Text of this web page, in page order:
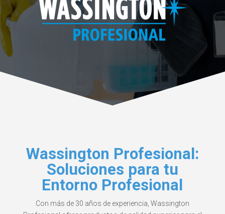
Wassington Profesional:
Soluciones para tu
Entorno Profesional
Con más de 30 años de experiencia, Wassington